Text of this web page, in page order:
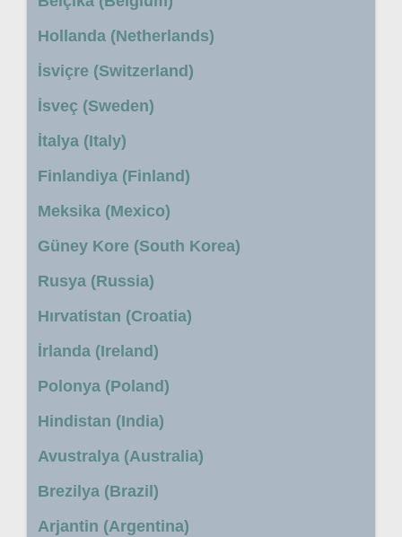
Hollanda (Netherlands)
İsviçre (Switzerland)
İsveç (Sweden)
İtalya (Italy)
Finlandiya (Finland)
Meksika (Mexico)
Güney Kore (South Korea)
Rusya (Russia)
Hırvatistan (Croatia)
İrlanda (Ireland)
Polonya (Poland)
Hindistan (India)
Avustralya (Australia)
Brezilya (Brazil)
Arjantin (Argentina)